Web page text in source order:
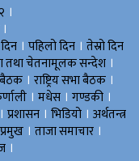
।
।
। पहिलो दिन । तेस्रो दिन
तथा चेतनामूलक सन्देश ।
बैठक । राष्ट्रिय सभा बैठक ।
। मधेस । गण्डकी ।
। प्रशासन । भिडियो । अर्थतन्त्र
। ताजा समाचार ।
।